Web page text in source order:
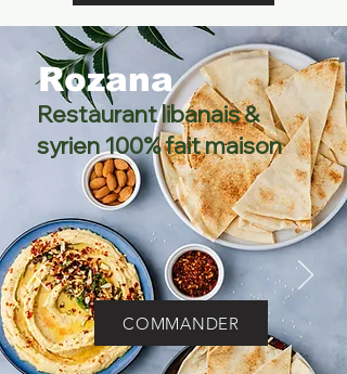
Rozana
Restaurant libanais &
syrien 100% fait maison
COMMANDER